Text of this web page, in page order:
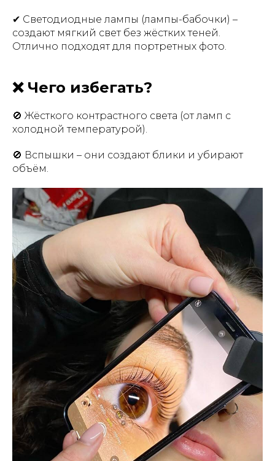
✔ Светодиодные лампы (лампы-бабочки) –
создают мягкий свет без жёстких теней.
Отлично подходят для портретных фото.
❌ Чего избегать?
🚫 Жёсткого контрастного света (от ламп с
холодной температурой).
🚫 Вспышки – они создают блики и убирают
объём.